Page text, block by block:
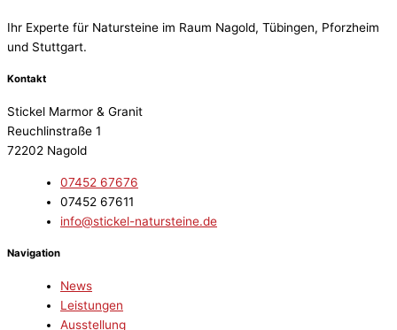
Ihr Experte für Natursteine im Raum Nagold, Tübingen, Pforzheim
und Stuttgart.
Kontakt
Stickel Marmor & Granit
Reuchlinstraße 1
72202 Nagold
07452 67676
07452 67611
info@stickel-natursteine.de
Navigation
News
Leistungen
Ausstellung